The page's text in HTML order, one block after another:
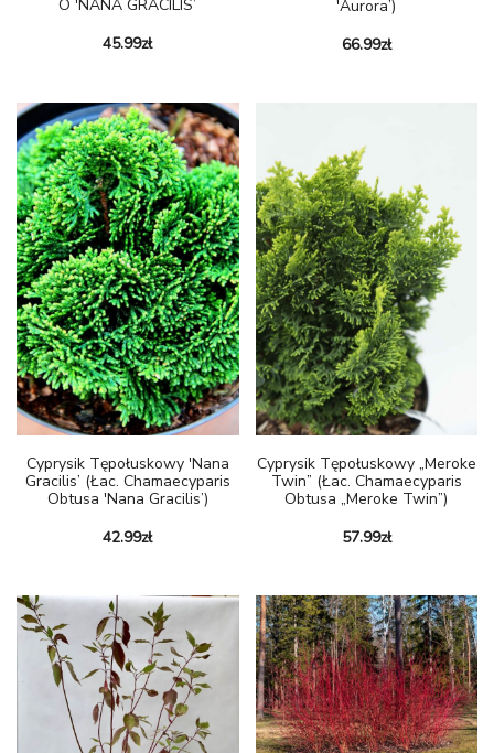
O 'NANA GRACILIS’
45.99zł
'Aurora’)
66.99zł
Cyprysik Tępołuskowy 'Nana
Gracilis’ (łac. Chamaecyparis
Obtusa 'Nana Gracilis’)
42.99zł
Cyprysik Tępołuskowy „Meroke
Twin” (łac. Chamaecyparis
Obtusa „Meroke Twin”)
57.99zł